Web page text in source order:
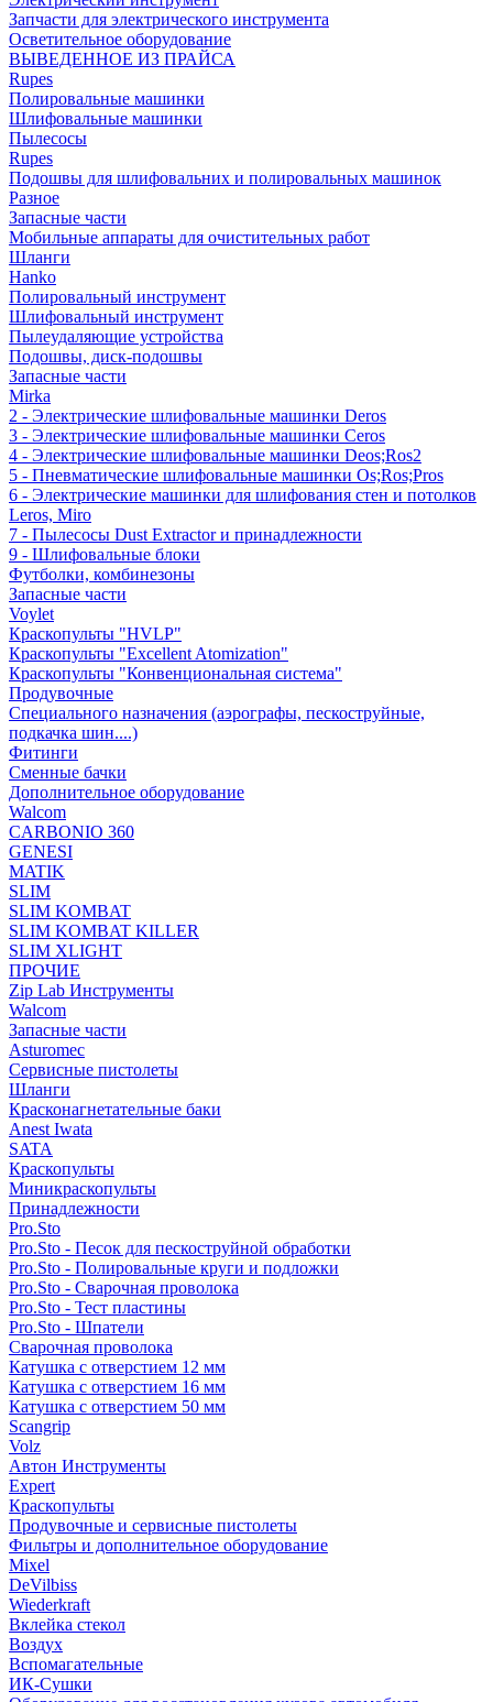
Запчасти для электрического инструмента
Осветительное оборудование
ВЫВЕДЕННОЕ ИЗ ПРАЙСА
Rupes
Полировальные машинки
Шлифовальные машинки
Пылесосы
Rupes
Подошвы для шлифовальних и полировальных машинок
Разное
Запасные части
Мобильные аппараты для очистительных работ
Шланги
Hanko
Полировальный инструмент
Шлифовальный инструмент
Пылеудаляющие устройства
Подошвы, диск-подошвы
Запасные части
Mirka
2 - Электрические шлифовальные машинки Deros
3 - Электрические шлифовальные машинки Ceros
4 - Электрические шлифовальные машинки Deos;Ros2
5 - Пневматические шлифовальные машинки Os;Ros;Pros
6 - Электрические машинки для шлифования стен и потолков
Leros, Miro
7 - Пылесосы Dust Extractor и принадлежности
9 - Шлифовальные блоки
Футболки, комбинезоны
Запасные части
Voylet
Краскопульты "HVLP"
Краскопульты "Excellent Atomization"
Краскопульты "Конвенциональная система"
Продувочные
Специального назначения (аэрографы, пескоструйные,
подкачка шин....)
Фитинги
Сменные бачки
Дополнительное оборудование
Walcom
CARBONIO 360
GENESI
MATIK
SLIM
SLIM KOMBAT
SLIM KOMBAT KILLER
SLIM XLIGHT
ПРОЧИЕ
Zip Lab Инструменты
Walсom
Запасные части
Asturomec
Сервисные пистолеты
Шланги
Красконагнетательные баки
Anest Iwata
SATA
Краскопульты
Миникраскопульты
Принадлежности
Pro.Sto
Pro.Sto - Песок для пескоструйной обработки
Pro.Sto - Полировальные круги и подложки
Pro.Sto - Сварочная проволока
Pro.Sto - Тест пластины
Pro.Sto - Шпатели
Сварочная проволока
Катушка с отверстием 12 мм
Катушка с отверстием 16 мм
Катушка с отверстием 50 мм
Scangrip
Volz
Автон Инструменты
Expert
Краскопульты
Продувочные и сервисные пистолеты
Фильтры и дополнительное оборудование
Mixel
DeVilbiss
Wiederkraft
Вклейка стекол
Воздух
Вспомагательные
ИК-Сушки